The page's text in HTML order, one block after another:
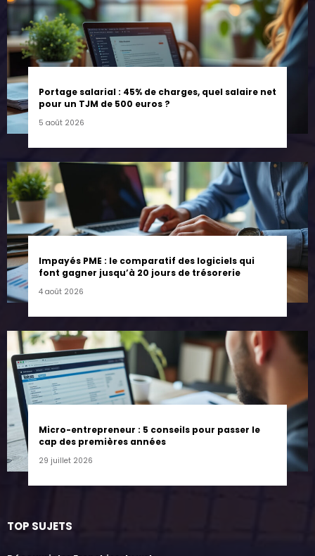
Portage salarial : 45% de charges, quel salaire net
pour un TJM de 500 euros ?
5 août 2026
Impayés PME : le comparatif des logiciels qui
font gagner jusqu’à 20 jours de trésorerie
4 août 2026
Micro-entrepreneur : 5 conseils pour passer le
cap des premières années
29 juillet 2026
TOP SUJETS